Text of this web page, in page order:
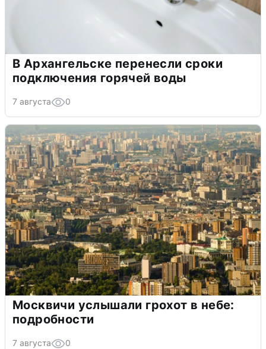
В Архангельске перенесли сроки
подключения горячей воды
7 августа 0
Москвичи услышали грохот в небе:
подробности
7 августа 0